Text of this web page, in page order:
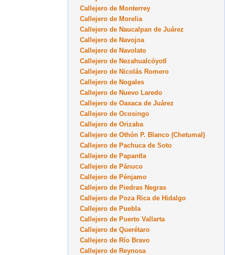
Callejero de Monterrey
Callejero de Morelia
Callejero de Naucalpan de Juárez
Callejero de Navojoa
Callejero de Navolato
Callejero de Nezahualcóyotl
Callejero de Nicolás Romero
Callejero de Nogales
Callejero de Nuevo Laredo
Callejero de Oaxaca de Juárez
Callejero de Ocosingo
Callejero de Orizaba
Callejero de Othón P. Blanco (Chetumal)
Callejero de Pachuca de Soto
Callejero de Papantla
Callejero de Pánuco
Callejero de Pénjamo
Callejero de Piedras Negras
Callejero de Poza Rica de Hidalgo
Callejero de Puebla
Callejero de Puerto Vallarta
Callejero de Querétaro
Callejero de Río Bravo
Callejero de Reynosa